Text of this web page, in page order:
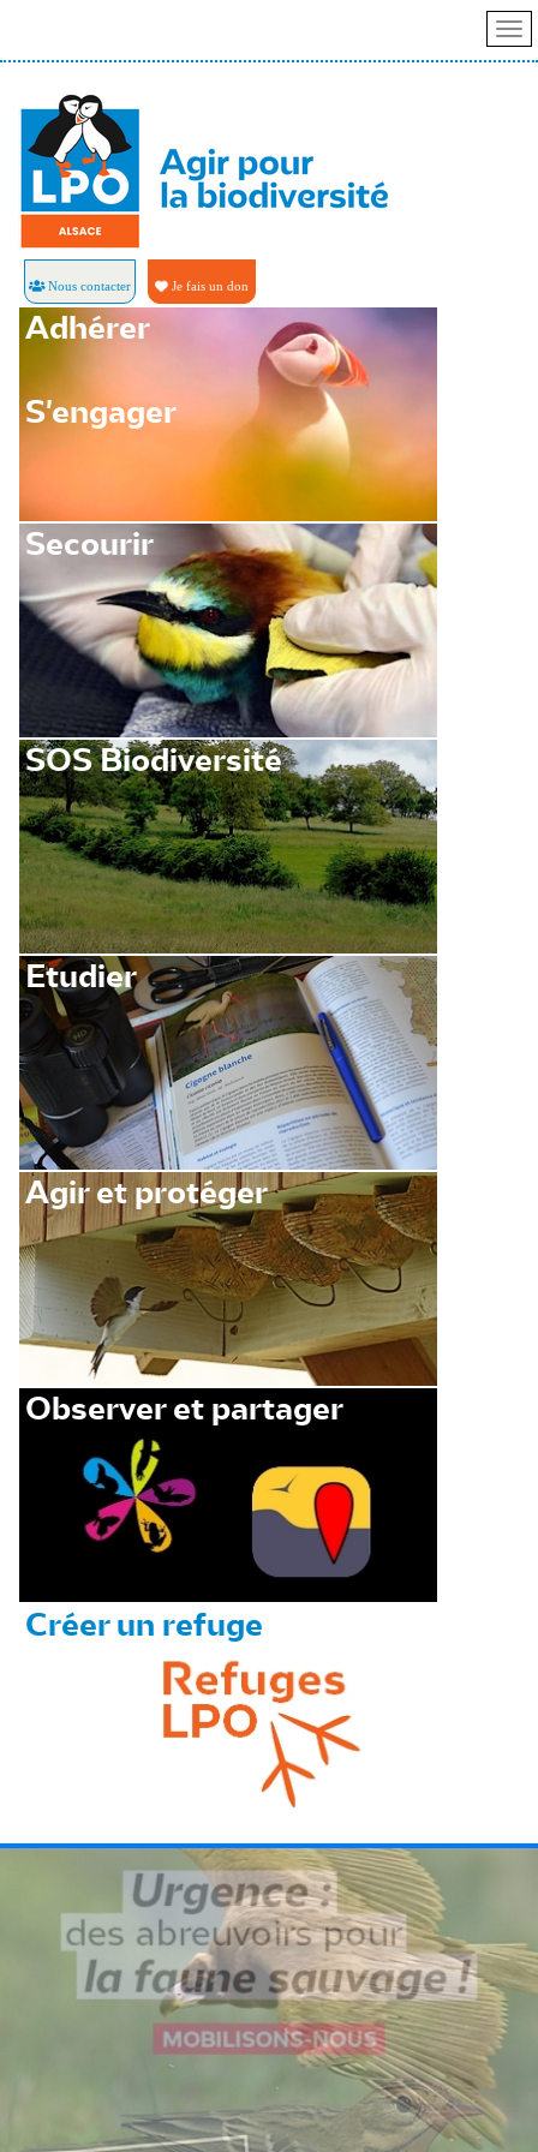
Nous contacter Je fais un don
Adhérer
S'engager
Secourir
SOS Biodiversité
Etudier
Agir et protéger
Observer et partager
Créer un refuge